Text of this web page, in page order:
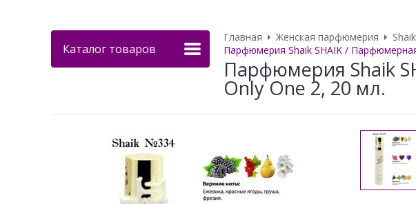
Каталог товаров
Главная Женская парфюмерия
Парфюмерия Shaik SHAIK /
Парфюмерия Shaik
Only One 2, 20 мл.